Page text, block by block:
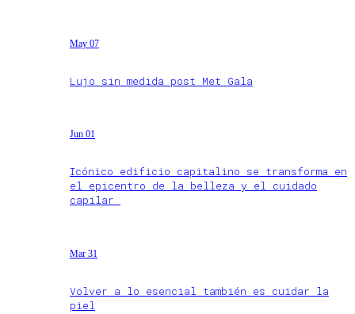
May 07
Lujo sin medida post Met Gala
Jun 01
Icónico edificio capitalino se transforma en
el epicentro de la belleza y el cuidado
capilar
Mar 31
Volver a lo esencial también es cuidar la
piel